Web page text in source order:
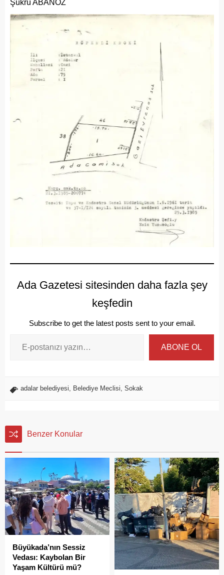
Şükrü ABANOZ
Ada Gazetesi sitesinden daha fazla şey
keşfedin
Subscribe to get the latest posts sent to your email.
ABONE OL
adalar belediyesi Belediye Meclisi Sokak
Benzer Konular
Büyükada’nın Sessiz
Vedası: Kaybolan Bir
Yaşam Kültürü mü?